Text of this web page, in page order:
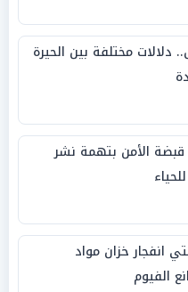
مختلفة بين الحيرة
الأمن بتهمة نشر
انفجار خزان مواد
الفيوم